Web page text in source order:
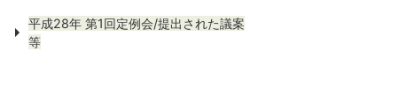
平成28年 第1回定例会/提出された議案
等